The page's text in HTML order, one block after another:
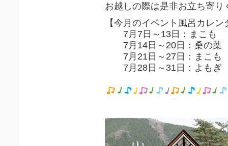
お越しの際は是非お立ち寄り
【今月のイベント風呂カレン
7月7日～13日：まこも
7月14日～20日：桑の葉
7月21日～27日：まこも
7月28日～31日：よもぎ